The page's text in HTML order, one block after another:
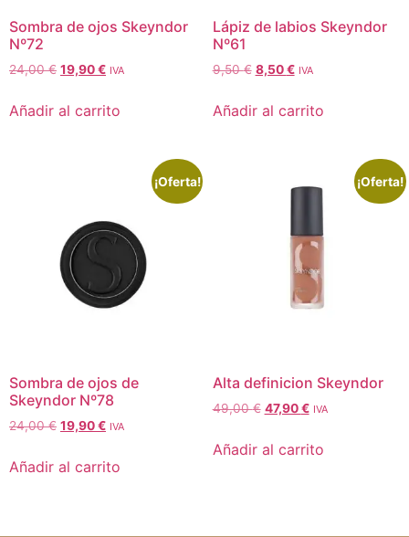
Sombra de ojos Skeyndor
Nº72
24,00€ 19,90€ IVA
Añadir al carrito
Lápiz de labios Skeyndor
Nº61
9,50€ 8,50€ IVA
Añadir al carrito
¡Oferta!
Sombra de ojos de
Skeyndor Nº78
24,00€ 19,90€ IVA
Añadir al carrito
¡Oferta!
Alta definicion Skeyndor
49,00€ 47,90€ IVA
Añadir al carrito